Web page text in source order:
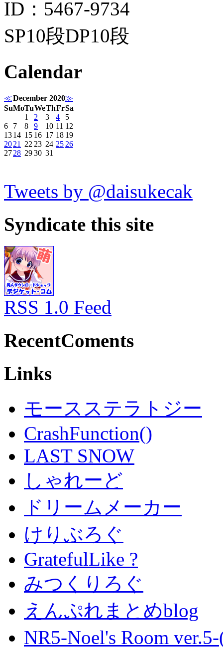
ID：5467-9734
SP10段DP10段
Calendar
≪December 2020≫
SuMoTuWeThFrSa
1
2 3 4
5
6
7 8 9 10 11 12
1314 15 16 17 18 19
2021 22 23 24 25 26
2728 2930 31
Tweets by @daisukecak
Syndicate this site
RSS 1.0 Feed
RecentComents
Links
モースステラトジー
CrashFunction()
LAST SNOW
しゃれーど
ドリームメーカー
けりぶろぐ
GratefulLike ?
みつくりろぐ
えんぷれまとめblog
NR5-Noel's Room